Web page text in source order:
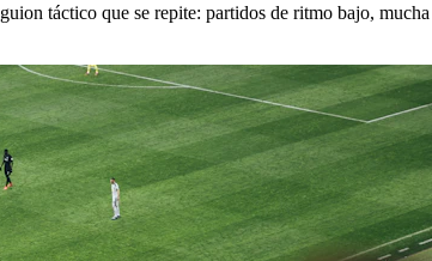
táctico que se repite: partidos de ritmo bajo,